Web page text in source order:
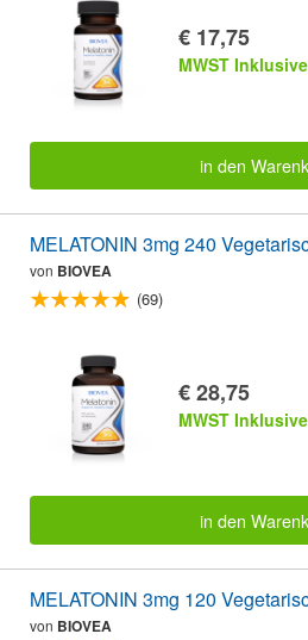
€ 17,75
MWST Inklusive
in den
MELATONIN 3mg 240
von BIOVEA
(69)
€ 28,75
MWST Inklusive
in den
MELATONIN 3mg 120
von BIOVEA